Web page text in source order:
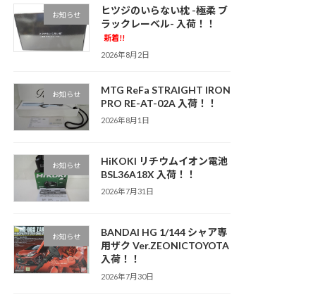
お知らせ
ヒツジのいらない枕 -極柔 ブ
ラックレーベル- 入荷！！
新着!!
2026年8月2日
お知らせ
MTG ReFa STRAIGHT IRON
PRO RE-AT-02A 入荷！！
2026年8月1日
お知らせ
HiKOKI リチウムイオン電池
BSL36A18X 入荷！！
2026年7月31日
お知らせ
BANDAI HG 1/144 シャア専
用ザク Ver.ZEONICTOYOTA
入荷！！
2026年7月30日